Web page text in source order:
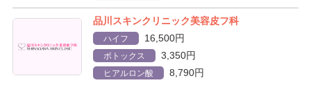
品川スキンクリニック美容皮フ科
ハイフ 16,500円
ボトックス 3,350円
ヒアルロン酸 8,790円